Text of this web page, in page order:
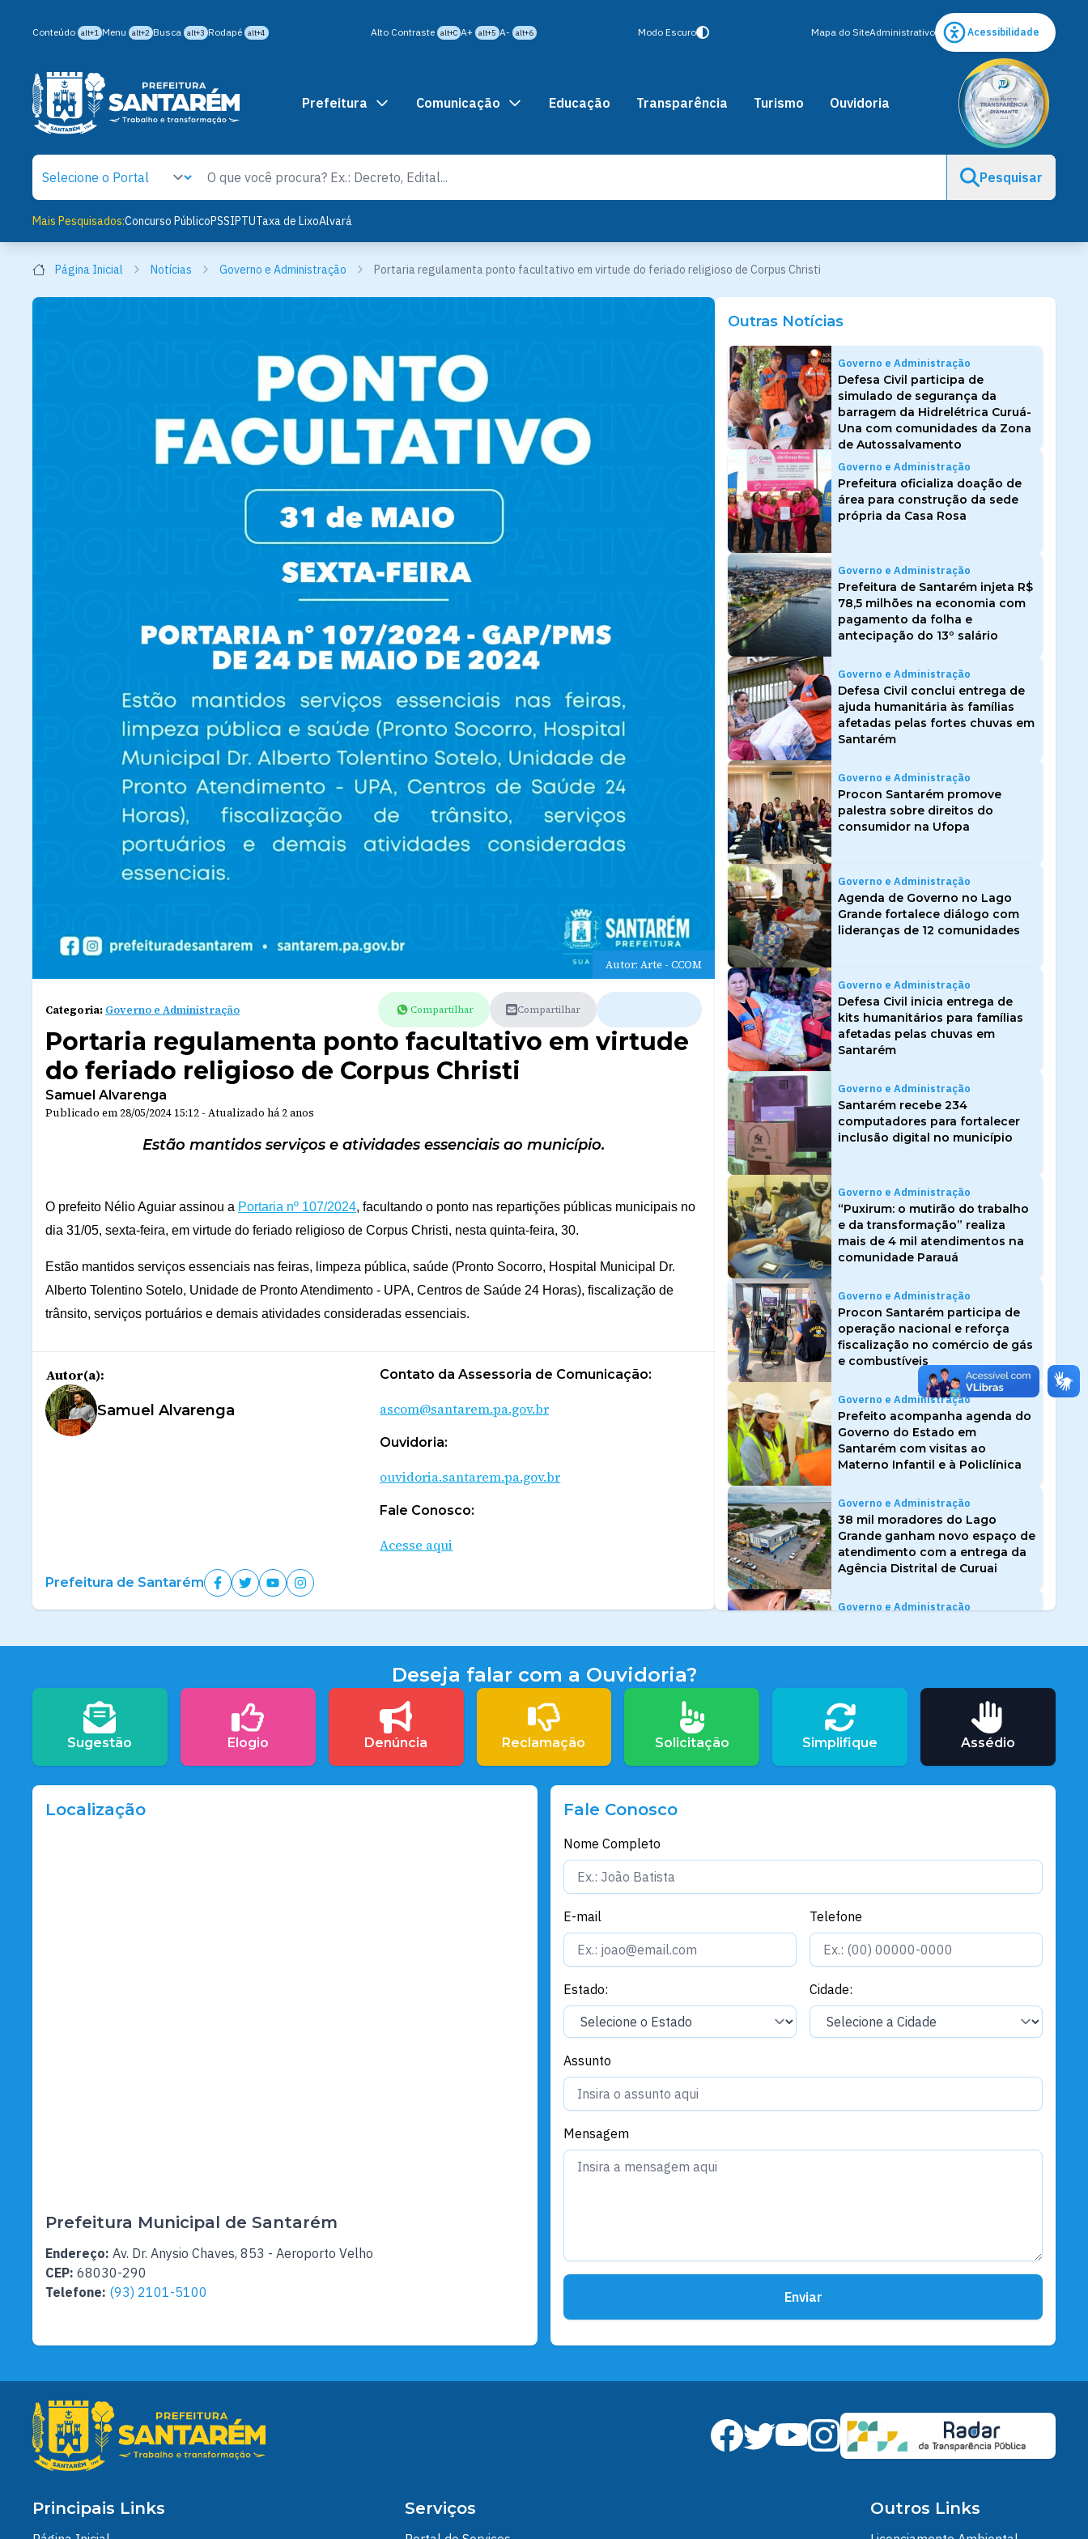
Conteúdo alt+1 Menu alt+2 Busca alt+3 Rodapé alt+4 Alto Contraste alt+C A+ alt+5 A- alt+6 Modo Escuro Mapa do SiteAdministrativo Acessibilidade
Prefeitura Comunicação Educação Transparência Turismo Ouvidoria
Pesquisar
Mais Pesquisados:Concurso PúblicoPSSIPTUTaxa de LixoAlvará
Página Inicial Notícias Governo e Administração Portaria regulamenta ponto facultativo em virtude do feriado religioso de Corpus Christi
Autor: Arte - CCOM
Categoria: Governo e Administração Compartilhar Compartilhar
Portaria regulamenta ponto facultativo em virtude
do feriado religioso de Corpus Christi
Samuel Alvarenga
Publicado em 28/05/2024 15:12 - Atualizado há 2 anos
Estão mantidos serviços e atividades essenciais ao município.
O prefeito Nélio Aguiar assinou a Portaria nº 107/2024, facultando o ponto nas repartições públicas municipais no
dia 31/05, sexta-feira, em virtude do feriado religioso de Corpus Christi, nesta quinta-feira, 30.
Estão mantidos serviços essenciais nas feiras, limpeza pública, saúde (Pronto Socorro, Hospital Municipal Dr.
Alberto Tolentino Sotelo, Unidade de Pronto Atendimento - UPA, Centros de Saúde 24 Horas), fiscalização de
trânsito, serviços portuários e demais atividades consideradas essenciais.
Autor(a):
Samuel Alvarenga
Contato da Assessoria de Comunicação:
ascom@santarem.pa.gov.br
Ouvidoria:
ouvidoria.santarem.pa.gov.br
Fale Conosco:
Acesse aqui
Prefeitura de Santarém
Outras Notícias
Governo e Administração
Defesa Civil participa de
simulado de segurança da
barragem da Hidrelétrica Curuá-
Una com comunidades da Zona
de Autossalvamento
Governo e Administração
Prefeitura oficializa doação de
área para construção da sede
própria da Casa Rosa
Governo e Administração
Prefeitura de Santarém injeta R$
78,5 milhões na economia com
pagamento da folha e
antecipação do 13º salário
Governo e Administração
Defesa Civil conclui entrega de
ajuda humanitária às famílias
afetadas pelas fortes chuvas em
Santarém
Governo e Administração
Procon Santarém promove
palestra sobre direitos do
consumidor na Ufopa
Governo e Administração
Agenda de Governo no Lago
Grande fortalece diálogo com
lideranças de 12 comunidades
Governo e Administração
Defesa Civil inicia entrega de
kits humanitários para famílias
afetadas pelas chuvas em
Santarém
Governo e Administração
Santarém recebe 234
computadores para fortalecer
inclusão digital no município
Governo e Administração
“Puxirum: o mutirão do trabalho
e da transformação” realiza
mais de 4 mil atendimentos na
comunidade Parauá
Governo e Administração
Procon Santarém participa de
operação nacional e reforça
fiscalização no comércio de gás
e combustíveis
Governo e Administração
Prefeito acompanha agenda do
Governo do Estado em
Santarém com visitas ao
Materno Infantil e à Policlínica
Governo e Administração
38 mil moradores do Lago
Grande ganham novo espaço de
atendimento com a entrega da
Agência Distrital de Curuai
Governo e Administração
Governo e Administração
Terras caídas levam Prefeitura a
decretar emergência no
Quilombo do Arapemã
solidariedade e espetáculo
Deseja falar com a Ouvidoria?
Sugestão Elogio Denúncia Reclamação Solicitação Simplifique Assédio
Localização
Prefeitura Municipal de Santarém
Endereço: Av. Dr. Anysio Chaves, 853 - Aeroporto Velho
CEP: 68030-290
Telefone: (93) 2101-5100
Fale Conosco
Nome Completo
E-mail Telefone
Estado: Cidade:
Assunto
Mensagem
Enviar
Principais Links Serviços Outros Links